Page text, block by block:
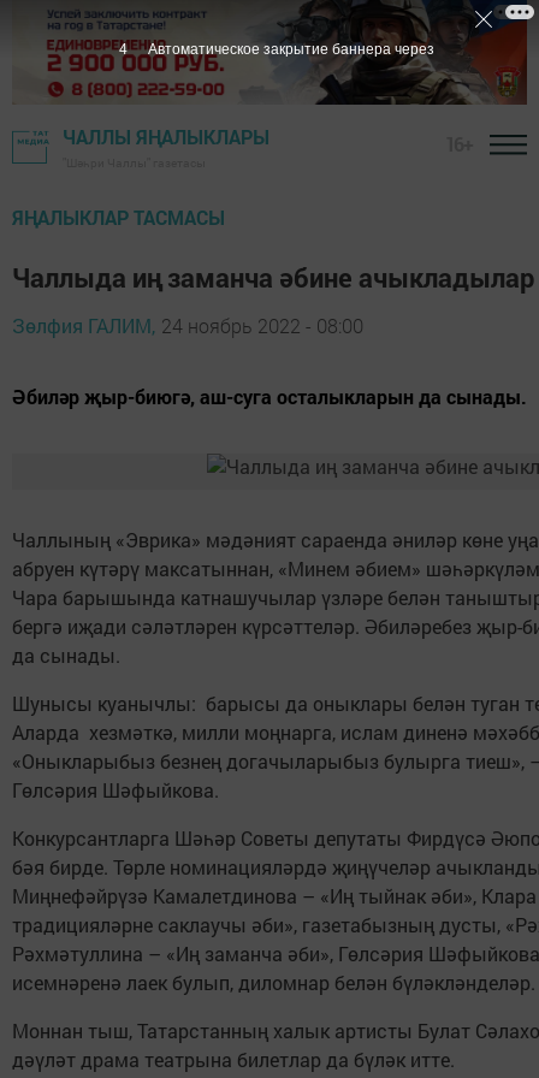
ЧАЛЛЫ ЯҢАЛЫКЛАРЫ
ЯҢАЛЫКЛАР ТАСМАСЫ
Чаллыда иң заманча әбине ачыкладылар
Зөлфия ГАЛИМ, 24 ноябрь 2022 - 08:00
Әбиләр җыр-биюгә, аш-суга осталыкларын да сынады.
Чаллының «Эврика» мәдәният сараенда әниләр көне
абруен күтәрү максатыннан, «Минем әбием»
Чара барышында катнашучылар үзләре белән
бергә иҗади сәләтләрен күрсәттеләр. Әбиләребез
да сынады.
Шунысы куанычлы: барысы да оныклары белән туган
Аларда хезмәткә, милли моңнарга, ислам диненә
«Оныкларыбыз безнең догачыларыбыз булырга тиеш»,
Гөлсәрия Шәфыйкова.
Конкурсантларга Шәһәр Советы депутаты Фирдүсә
бәя бирде. Төрле номинацияләрдә җиңүчеләр
Миңнефәйрүзә Камалетдинова – «Иң тыйнак әби»,
традицияләрне саклаучы әби», газетабызның дусты,
Рәхмәтуллина – «Иң заманча әби», Гөлсәрия
исемнәренә лаек булып, диломнар белән бүләкләнделәр.
Моннан тыш, Татарстанның халык артисты Булат
дәүләт драма театрына билетлар да бүләк итте.
3 Автоматическое закрытие баннера через